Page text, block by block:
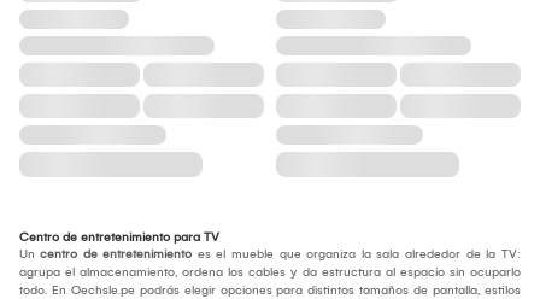
Centro de entretenimiento para TV
Un centro de entretenimiento es el mueble que organiza la sala alrededor de la TV:
agrupa el almacenamiento, ordena los cables y da estructura al espacio sin ocuparlo
todo. En Oechsle.pe podrás elegir opciones para distintos tamaños de pantalla, estilos